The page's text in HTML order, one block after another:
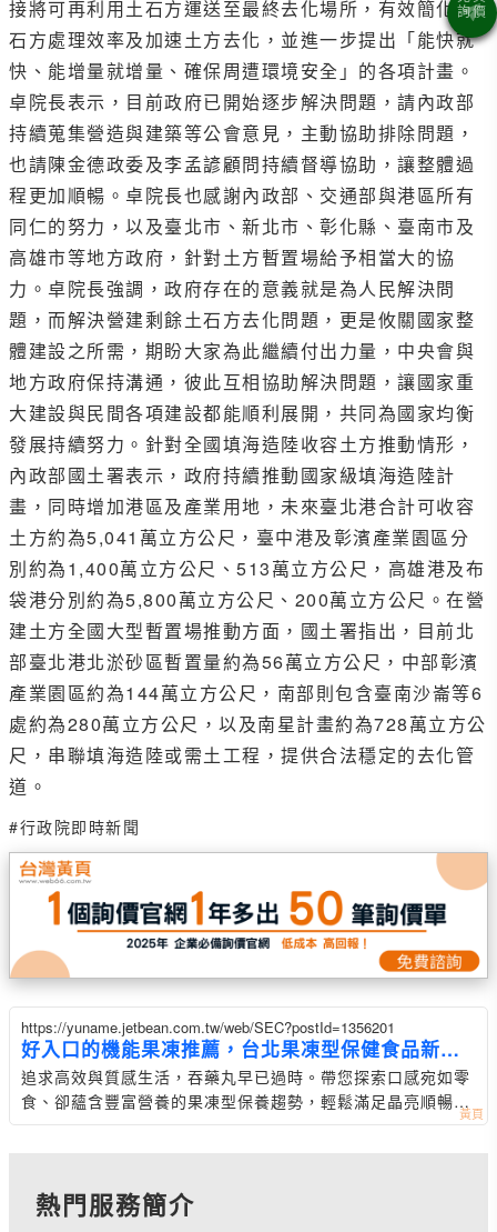
接將可再利用土石方運送至最終去化場所，有效簡化土
石方處理效率及加速土方去化，並進一步提出「能快就
快、能增量就增量、確保周遭環境安全」的各項計畫。
卓院長表示，目前政府已開始逐步解決問題，請內政部
持續蒐集營造與建築等公會意見，主動協助排除問題，
也請陳金德政委及李孟諺顧問持續督導協助，讓整體過
程更加順暢。卓院長也感謝內政部、交通部與港區所有
同仁的努力，以及臺北市、新北市、彰化縣、臺南市及
高雄市等地方政府，針對土方暫置場給予相當大的協
力。卓院長強調，政府存在的意義就是為人民解決問
題，而解決營建剩餘土石方去化問題，更是攸關國家整
體建設之所需，期盼大家為此繼續付出力量，中央會與
地方政府保持溝通，彼此互相協助解決問題，讓國家重
大建設與民間各項建設都能順利展開，共同為國家均衡
發展持續努力。針對全國填海造陸收容土方推動情形，
內政部國土署表示，政府持續推動國家級填海造陸計
畫，同時增加港區及產業用地，未來臺北港合計可收容
土方約為5,041萬立方公尺，臺中港及彰濱產業園區分
別約為1,400萬立方公尺、513萬立方公尺，高雄港及布
袋港分別約為5,800萬立方公尺、200萬立方公尺。在營
建土方全國大型暫置場推動方面，國土署指出，目前北
部臺北港北淤砂區暫置量約為56萬立方公尺，中部彰濱
產業園區約為144萬立方公尺，南部則包含臺南沙崙等6
處約為280萬立方公尺，以及南星計畫約為728萬立方公
尺，串聯填海造陸或需土工程，提供合法穩定的去化管
道。
#行政院即時新聞
https://yuname.jetbean.com.tw/web/SEC?postId=1356201
好入口的機能果凍推薦，台北果凍型保健食品新趨
勢
追求高效與質感生活，吞藥丸早已過時。帶您探索口感宛如零
食、卻蘊含豐富營養的果凍型保養趨勢，輕鬆滿足晶亮順暢需
求，開啟美味養生體驗。
熱門服務簡介